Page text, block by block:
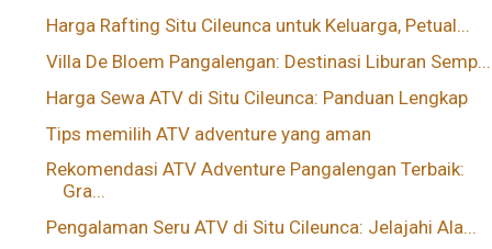
Harga Rafting Situ Cileunca untuk Keluarga, Petual...
Villa De Bloem Pangalengan: Destinasi Liburan Semp...
Harga Sewa ATV di Situ Cileunca: Panduan Lengkap
Tips memilih ATV adventure yang aman
Rekomendasi ATV Adventure Pangalengan Terbaik:
Gra...
Pengalaman Seru ATV di Situ Cileunca: Jelajahi Ala...